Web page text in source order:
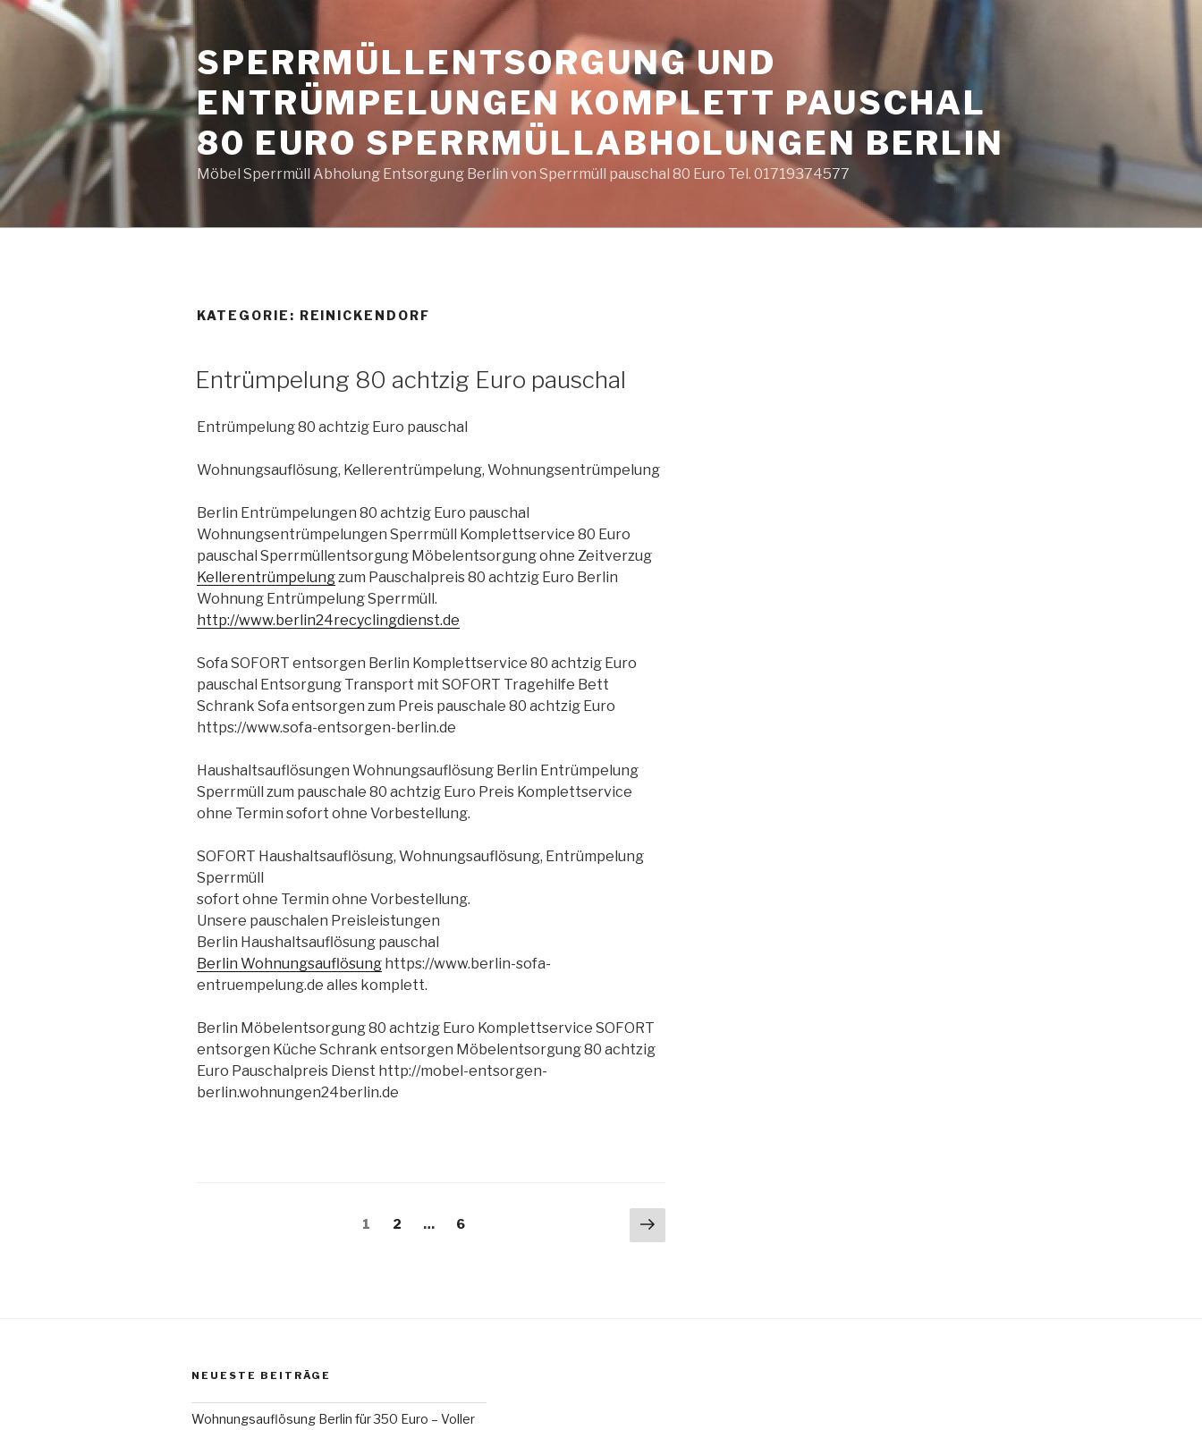
Zum
SPERRMÜLLENTSORGUNG UND
ENTRÜMPELUNGEN KOMPLETT PAUSCHAL
80 EURO SPERRMÜLLABHOLUNGEN BERLIN
Möbel Sperrmüll Abholung Entsorgung Berlin von Sperrmüll pauschal 80 Euro Tel. 01719374577
KATEGORIE: REINICKENDORF
AM
Entrümpelung 80 achtzig Euro pauschal
Entrümpelung 80 achtzig Euro pauschal
Wohnungsauflösung, Kellerentrümpelung, Wohnungsentrümpelung
Berlin Entrümpelungen 80 achtzig Euro pauschal
Wohnungsentrümpelungen Sperrmüll Komplettservice 80 Euro
pauschal Sperrmüllentsorgung Möbelentsorgung ohne Zeitverzug
Kellerentrümpelungzum Pauschalpreis 80 achtzig Euro Berlin
Wohnung Entrümpelung Sperrmüll.
http://www.berlin24recyclingdienst.de
Sofa SOFORT entsorgen Berlin Komplettservice 80 achtzig Euro
pauschal Entsorgung Transport mit SOFORT Tragehilfe Bett
Schrank Sofa entsorgen zum Preis pauschale 80 achtzig Euro
https://www.sofa-entsorgen-berlin.de
Haushaltsauflösungen Wohnungsauflösung Berlin Entrümpelung
Sperrmüll zum pauschale 80 achtzig Euro Preis Komplettservice
ohne Termin sofort ohne Vorbestellung.
SOFORT Haushaltsauflösung, Wohnungsauflösung, Entrümpelung
Sperrmüll
sofort ohne Termin ohne Vorbestellung.
Unsere pauschalen Preisleistungen
Berlin Haushaltsauflösung pauschal
Berlin Wohnungsauflösung https://www.berlin-sofa-
entruempelung.de alles komplett.
Berlin Möbelentsorgung 80 achtzig Euro Komplettservice SOFORT
entsorgen Küche Schrank entsorgen Möbelentsorgung 80 achtzig
Euro Pauschalpreis Dienst http://mobel-entsorgen-
berlin.wohnungen24berlin.de
Seitennummerierung
Seite
1 Seite
2 … Seite
6
Nächste
Seite
NEUESTE BEITRÄGE
Wohnungsauflösung Berlin für 350 Euro – Voller